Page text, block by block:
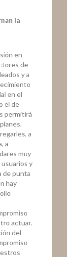
la
en
de
y a
en el
el de
permitirá
a
a
muy
y
de punta
hay
actuar.
del